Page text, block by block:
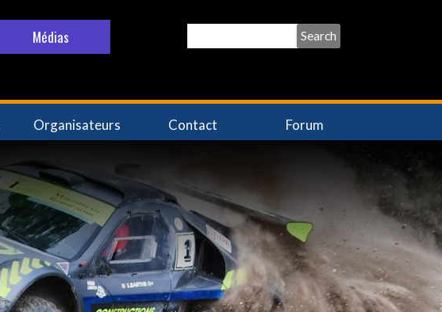
Médias
Organisateurs Contact Forum